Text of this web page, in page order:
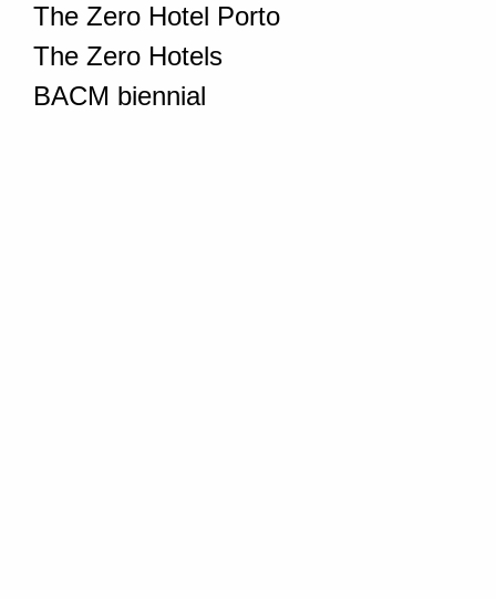
The Zero Hotel Porto
The Zero Hotels
BACM biennial